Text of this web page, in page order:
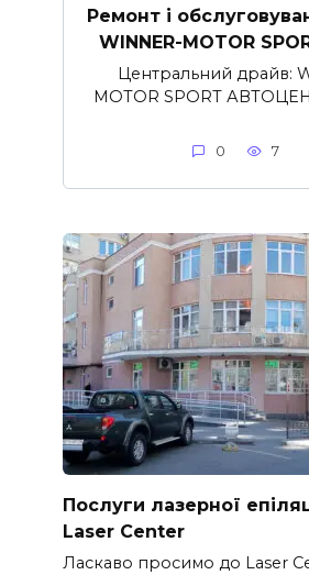
Ремонт і
WINNER-MOTOR
Центральний драйв:
MOTOR SPORT
0 7
Послуги лазерної
Laser Center
Ласкаво просимо до Laser